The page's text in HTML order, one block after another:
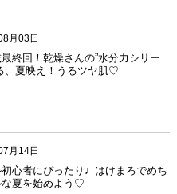
月03日
終回！乾燥さんの”水分力シリー
、夏映え！うるツヤ肌♡
月14日
心者にぴったり♩はけまろでめち
な夏を始めよう♡